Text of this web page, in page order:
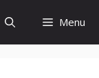
Menu